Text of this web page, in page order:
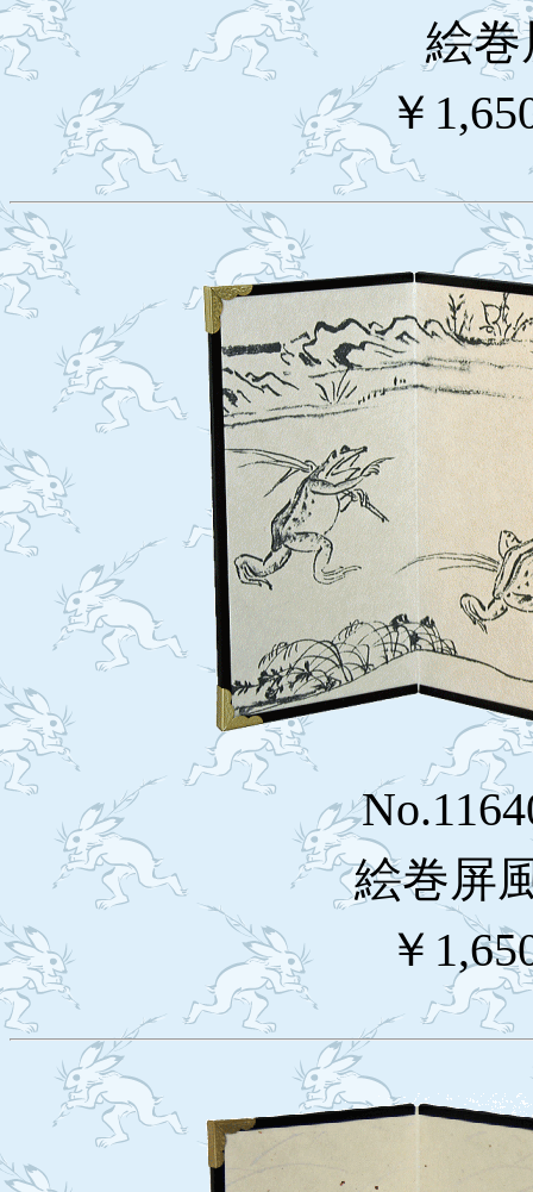
絵巻
￥
絵巻屏
￥